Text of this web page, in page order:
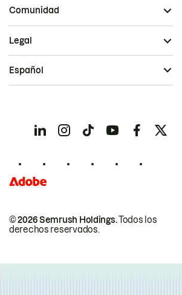
Comunidad
© 2026 Semrush Holdings.Todos los
derechos reservados.
Legal
Español